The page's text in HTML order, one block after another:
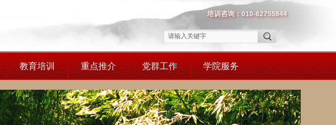
培训咨询：010-62755844
教育培训 重点推介 党群工作 学院服务